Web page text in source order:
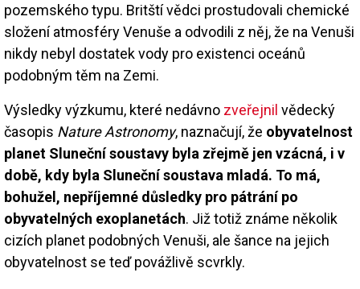
pozemského typu. Britští vědci prostudovali chemické
složení atmosféry Venuše a odvodili z něj, že na Venuši
nikdy nebyl dostatek vody pro existenci oceánů
podobným těm na Zemi.
Výsledky výzkumu, které nedávno zveřejnil vědecký
časopis Nature Astronomy, naznačují, že obyvatelnost
planet Sluneční soustavy byla zřejmě jen vzácná, i v
době, kdy byla Sluneční soustava mladá. To má,
bohužel, nepříjemné důsledky pro pátrání po
obyvatelných exoplanetách. Již totiž známe několik
cizích planet podobných Venuši, ale šance na jejich
obyvatelnost se teď povážlivě scvrkly.